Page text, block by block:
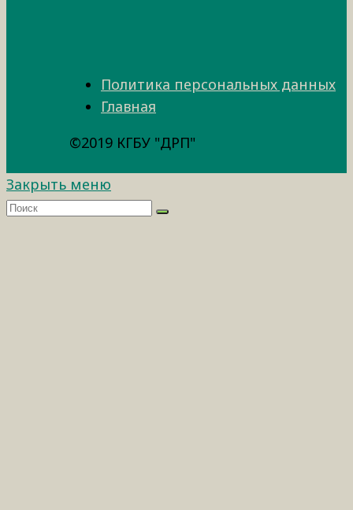
Политика персональных данных
Главная
©2019 КГБУ "ДРП"
Закрыть меню